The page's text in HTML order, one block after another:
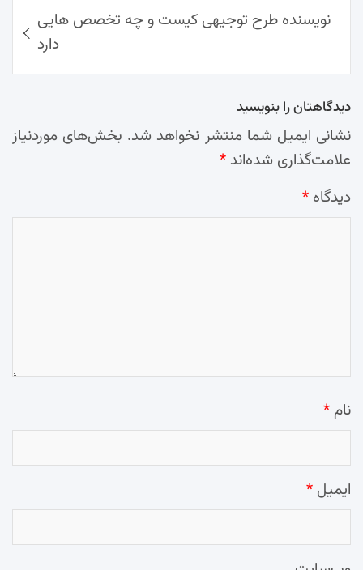
نویسنده طرح توجیهی کیست و چه تخصص هایی
دارد
دیدگاهتان را بنویسید
نشانی ایمیل شما منتشر نخواهد شد. بخش‌های موردنیاز
علامت‌گذاری شده‌اند *
دیدگاه *
نام *
ایمیل *